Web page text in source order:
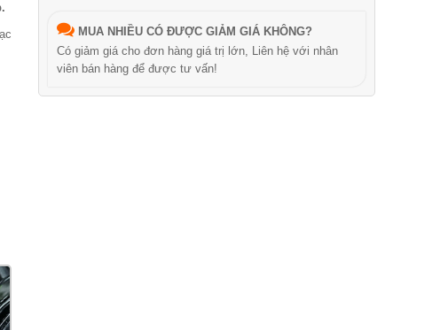
MUA NHIỀU CÓ ĐƯỢC GIẢM GIÁ KHÔNG?
Có giảm giá cho đơn hàng giá trị lớn, Liên hệ với nhân
viên bán hàng để được tư vấn!